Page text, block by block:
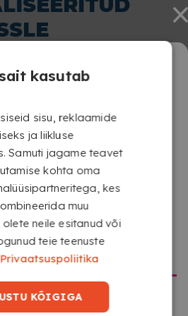
SSE
asukohast kui see
saiti soovid külastada
COPYKREA USA
ALGAB SINU
kasutab
sisu, reklaamide
ja liikluse
Samuti jagame teavet
kohta oma
kes
muu
neile esitanud või
teie teenuste
Privaatsuspoliitika
KÕIGIGA